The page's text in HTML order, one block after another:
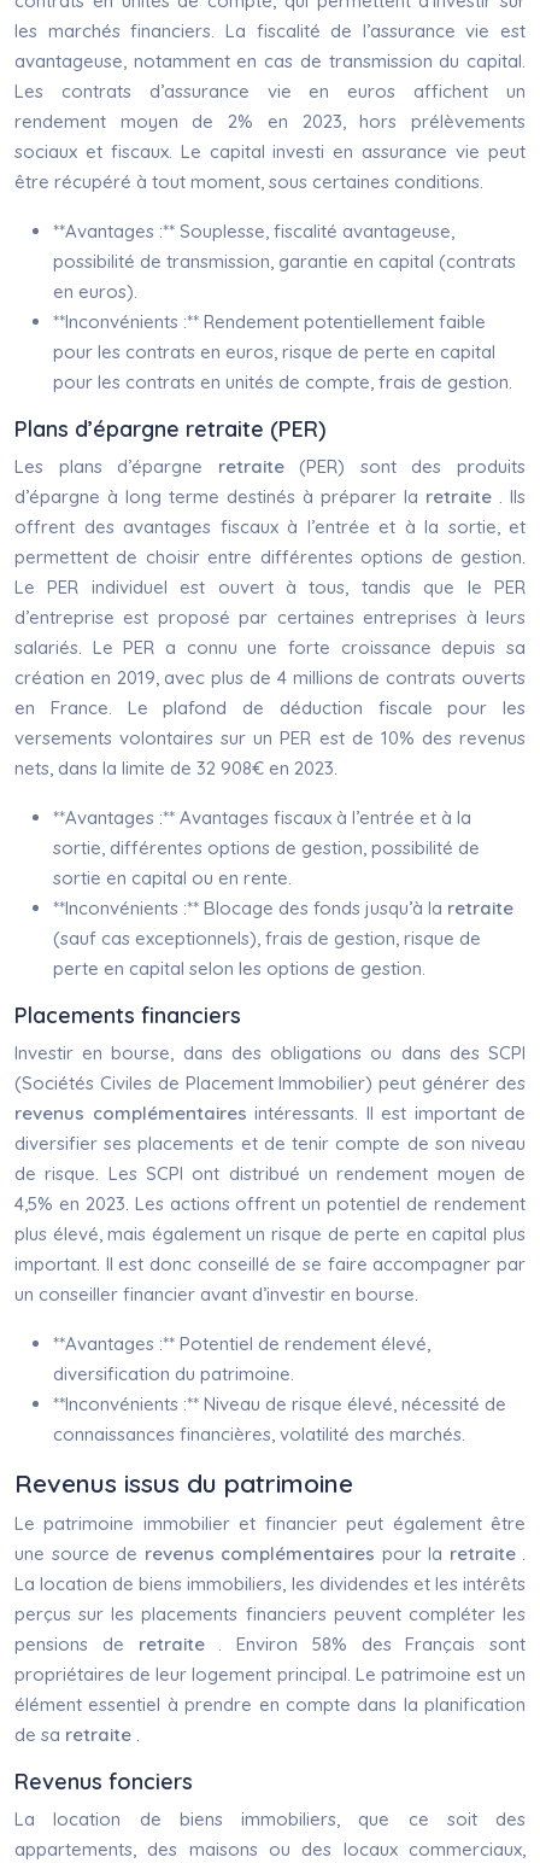
les marchés financiers. La fiscalité de l’assurance vie est
avantageuse, notamment en cas de transmission du capital.
Les contrats d’assurance vie en euros affichent un
rendement moyen de 2% en 2023, hors prélèvements
sociaux et fiscaux. Le capital investi en assurance vie peut
être récupéré à tout moment, sous certaines conditions.
**Avantages :** Souplesse, fiscalité avantageuse,
possibilité de transmission, garantie en capital (contrats
en euros).
**Inconvénients :** Rendement potentiellement faible
pour les contrats en euros, risque de perte en capital
pour les contrats en unités de compte, frais de gestion.
Plans d’épargne retraite (PER)
Les plans d’épargne retraite (PER) sont des produits
d’épargne à long terme destinés à préparer la retraite . Ils
offrent des avantages fiscaux à l’entrée et à la sortie, et
permettent de choisir entre différentes options de gestion.
Le PER individuel est ouvert à tous, tandis que le PER
d’entreprise est proposé par certaines entreprises à leurs
salariés. Le PER a connu une forte croissance depuis sa
création en 2019, avec plus de 4 millions de contrats ouverts
en France. Le plafond de déduction fiscale pour les
versements volontaires sur un PER est de 10% des revenus
nets, dans la limite de 32 908€ en 2023.
**Avantages :** Avantages fiscaux à l’entrée et à la
sortie, différentes options de gestion, possibilité de
sortie en capital ou en rente.
**Inconvénients :** Blocage des fonds jusqu’à la retraite
(sauf cas exceptionnels), frais de gestion, risque de
perte en capital selon les options de gestion.
Placements financiers
Investir en bourse, dans des obligations ou dans des SCPI
(Sociétés Civiles de Placement Immobilier) peut générer des
revenus complémentaires intéressants. Il est important de
diversifier ses placements et de tenir compte de son niveau
de risque. Les SCPI ont distribué un rendement moyen de
4,5% en 2023. Les actions offrent un potentiel de rendement
plus élevé, mais également un risque de perte en capital plus
important. Il est donc conseillé de se faire accompagner par
un conseiller financier avant d’investir en bourse.
**Avantages :** Potentiel de rendement élevé,
diversification du patrimoine.
**Inconvénients :** Niveau de risque élevé, nécessité de
connaissances financières, volatilité des marchés.
Revenus issus du patrimoine
Le patrimoine immobilier et financier peut également être
une source de revenus complémentaires pour la retraite .
La location de biens immobiliers, les dividendes et les intérêts
perçus sur les placements financiers peuvent compléter les
pensions de retraite . Environ 58% des Français sont
propriétaires de leur logement principal. Le patrimoine est un
élément essentiel à prendre en compte dans la planification
de sa retraite .
Revenus fonciers
La location de biens immobiliers, que ce soit des
appartements, des maisons ou des locaux commerciaux,